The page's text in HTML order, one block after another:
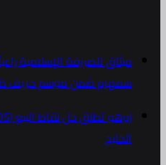
ميثاق للصيرفة الإسلامية
سمهرم ضمن موسم خريف ظفار
الخليج